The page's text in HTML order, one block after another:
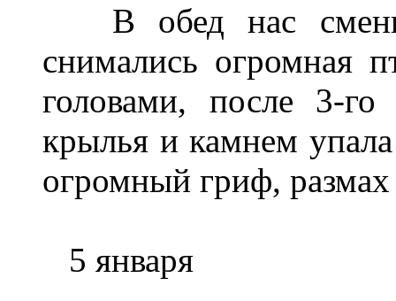
В обед нас
снимались огромная
головами, после 3-
крылья и камнем
огромный гриф,
5 января